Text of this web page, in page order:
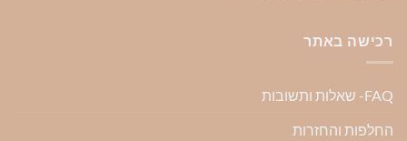
רכישה באתר
FAQ- שאלות ותשובות
החלפות והחזרות